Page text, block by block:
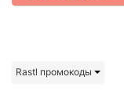
Rastl промокоды